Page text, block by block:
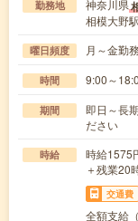
勤務地 神奈川県
相模大野
曜日頻度 月～金勤務
時間 9:00～
期間
即日～長
ださい
時給
時給1575
＋残業20
交通費
全額支給